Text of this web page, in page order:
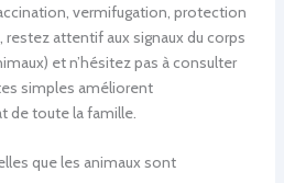
vermifugation, protection
restez attentif aux signaux du corps
et n’hésitez pas à consulter
simples améliorent
de toute la famille.
que les animaux sont